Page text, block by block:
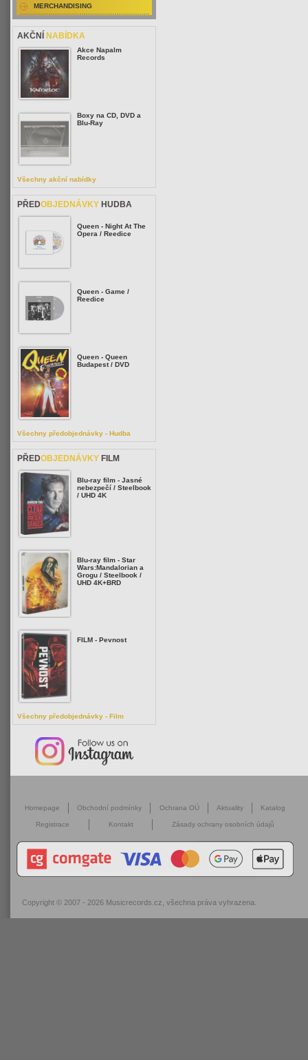
MERCHANDISING
AKČNÍ NABÍDKA
Akce Napalm
Records
Boxy na CD, DVD a
Blu-Ray
Všechny akční nabídky
PŘEDOBJEDNÁVKY HUDBA
Queen - Night At The
Opera / Reedice
Queen - Game /
Reedice
Queen - Queen
Budapest / DVD
Všechny předobjednávky - Hudba
PŘEDOBJEDNÁVKY FILM
Blu-ray film - Jasné
nebezpečí / Steelbook
/ UHD 4K
Blu-ray film - Star
Wars:Mandalorian a
Grogu / Steelbook /
UHD 4K+BRD
FILM - Pevnost
Všechny předobjednávky - Film
Homepage Obchodní podmínky Ochrana OÚ Aktuality Katalog
Registrace Kontakt Zásady ochrany osobních údajů
Copyright © 2007 - 2026 Musicrecords.cz , všechna práva vyhrazena.